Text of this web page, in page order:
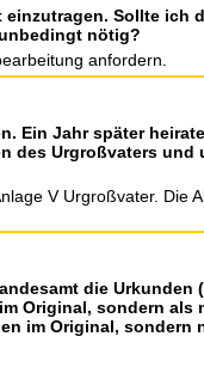
Sollte ich
nötig?
anfordern.
Ein Jahr später
des Urgroßvaters und
V Urgroßvater. Die
die Urkunden
Original, sondern als
im Original, sondern